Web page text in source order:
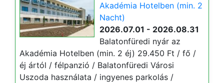
Akadémia Hotelben (min. 2
Nacht)
2026.07.01 - 2026.08.31
Balatonfüredi nyár az
Akadémia Hotelben (min. 2 éj) 29.450 Ft / fő /
éj ártól / félpanzió / Balatonfüredi Városi
Uszoda használata / ingyenes parkolás /